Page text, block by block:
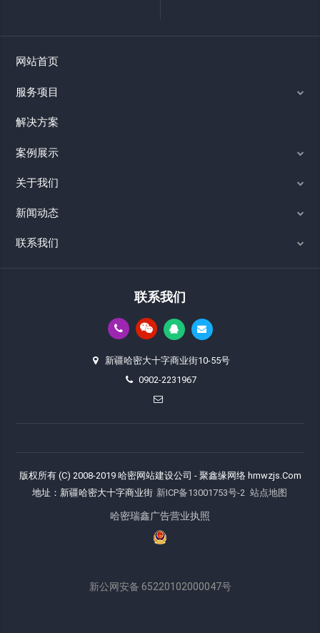
网站首页
服务项目
解决方案
案例展示
关于我们
新闻动态
联系我们
联系我们
新疆哈密大十字商业街10-55号
0902-2231967
版权所有 (C) 2008-2019 哈密网站建设公司 - 聚鑫缘网络 hmwzjs.Com
地址：新疆哈密大十字商业街 新ICP备13001753号-2 站点地图
哈密瑞鑫广告营业执照
新公网安备 65220102000047号